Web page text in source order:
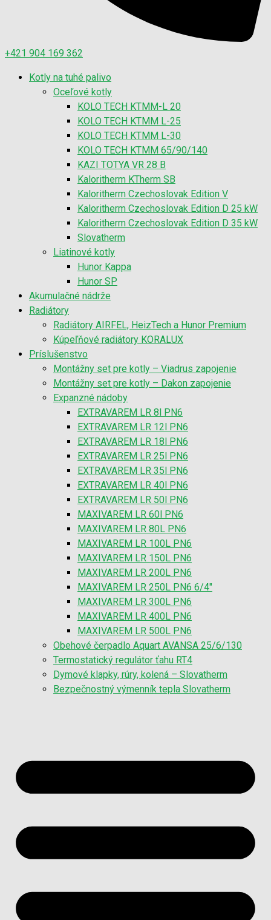
+421 904 169 362
Kotly na tuhé palivo
Oceľové kotly
KOLO TECH KTMM-L 20
KOLO TECH KTMM L-25
KOLO TECH KTMM L-30
KOLO TECH KTMM 65/90/140
KAZI TOTYA VR 28 B
Kaloritherm KTherm SB
Kaloritherm Czechoslovak Edition V
Kaloritherm Czechoslovak Edition D 25 kW
Kaloritherm Czechoslovak Edition D 35 kW
Slovatherm
Liatinové kotly
Hunor Kappa
Hunor SP
Akumulačné nádrže
Radiátory
Radiátory AIRFEL, HeizTech a Hunor Premium
Kúpeľňové radiátory KORALUX
Príslušenstvo
Montážny set pre kotly – Viadrus zapojenie
Montážny set pre kotly – Dakon zapojenie
Expanzné nádoby
EXTRAVAREM LR 8l PN6
EXTRAVAREM LR 12l PN6
EXTRAVAREM LR 18l PN6
EXTRAVAREM LR 25l PN6
EXTRAVAREM LR 35l PN6
EXTRAVAREM LR 40l PN6
EXTRAVAREM LR 50l PN6
MAXIVAREM LR 60l PN6
MAXIVAREM LR 80L PN6
MAXIVAREM LR 100L PN6
MAXIVAREM LR 150L PN6
MAXIVAREM LR 200L PN6
MAXIVAREM LR 250L PN6 6/4″
MAXIVAREM LR 300L PN6
MAXIVAREM LR 400L PN6
MAXIVAREM LR 500L PN6
Obehové čerpadlo Aquart AVANSA 25/6/130
Termostatický regulátor ťahu RT4
Dymové klapky, rúry, kolená – Slovatherm
Bezpečnostný výmenník tepla Slovatherm